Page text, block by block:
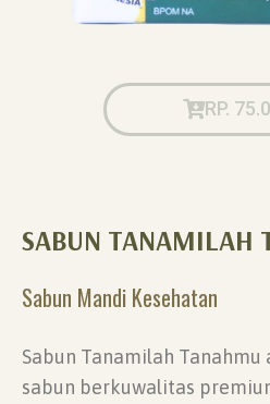
RP.
SABUN TANAMILAH
Sabun Mandi Kesehatan
Sabun Tanamilah
sabun berkuwalitas